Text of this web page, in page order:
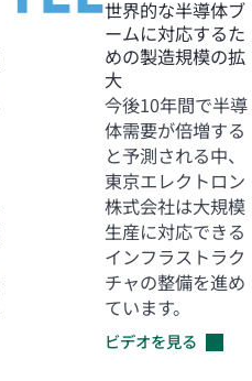
世界的な半導体ブ
ームに対応するた
めの製造規模の拡
大
今後10年間で半導
体需要が倍増する
と予測される中、
東京エレクトロン
株式会社は大規模
生産に対応できる
インフラストラク
チャの整備を進め
ています。
ビデオを見る